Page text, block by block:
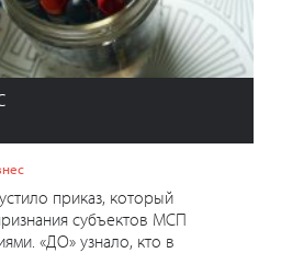
приказ, который
субъектов МСП
«ДО» узнало, кто в